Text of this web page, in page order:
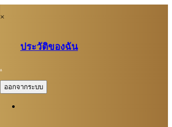
×
ประวัติของฉัน
.
ออกจากระบบ